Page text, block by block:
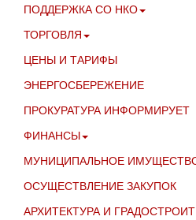
ПОДДЕРЖКА СО НКО
ТОРГОВЛЯ
ЦЕНЫ И ТАРИФЫ
ЭНЕРГОСБЕРЕЖЕНИЕ
ПРОКУРАТУРА ИНФОРМИРУЕТ
ФИНАНСЫ
МУНИЦИПАЛЬНОЕ
ОСУЩЕСТВЛЕНИЕ ЗАКУПОК
АРХИТЕКТУРА И